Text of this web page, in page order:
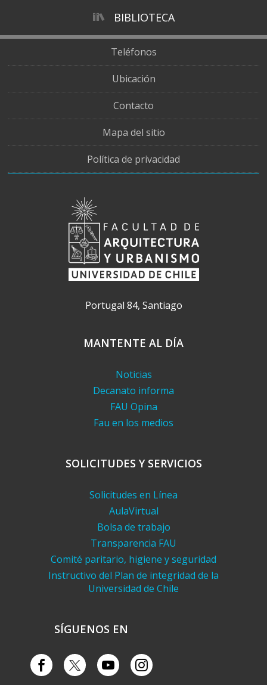
BIBLIOTECA
Teléfonos
Ubicación
Contacto
Mapa del sitio
Política de privacidad
Portugal 84, Santiago
MANTENTE AL DÍA
Noticias
Decanato informa
FAU Opina
Fau en los medios
SOLICITUDES Y SERVICIOS
Solicitudes en Línea
AulaVirtual
Bolsa de trabajo
Transparencia FAU
Comité paritario, higiene y seguridad
Instructivo del Plan de integridad de la
Universidad de Chile
SÍGUENOS EN